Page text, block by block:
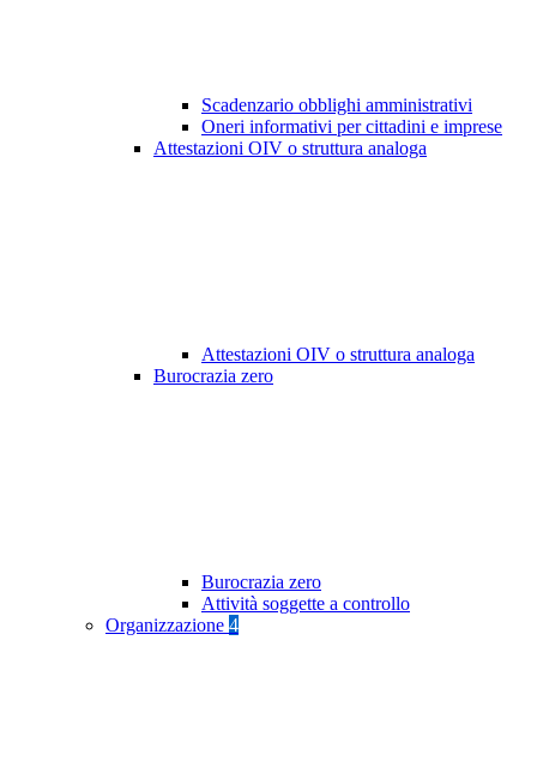
Scadenzario obblighi amministrativi
Oneri informativi per cittadini e imprese
Attestazioni OIV o struttura analoga
Attestazioni OIV o struttura analoga
Burocrazia zero
Burocrazia zero
Attività soggette a controllo
Organizzazione 4